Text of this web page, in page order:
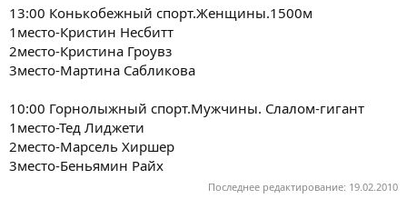
13:00 Конькобежный спорт.Женщины.1500м
1место-Кристин Несбитт
2место-Кристина Гроувз
3место-Мартина Сабликова
10:00 Горнолыжный спорт.Мужчины. Слалом-гигант
1место-Тед Лиджети
2место-Марсель Хиршер
3место-Беньямин Райх
Последнее редактирование: 19.02.2010